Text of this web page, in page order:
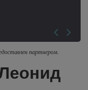
партнером.